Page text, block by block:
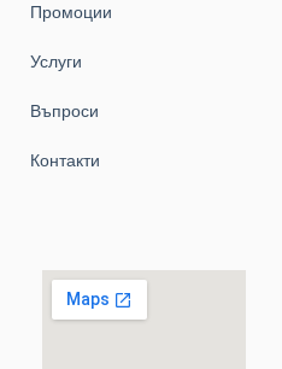
Промоции
Услуги
Въпроси
Контакти